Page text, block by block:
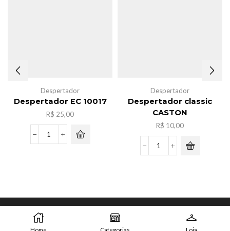
Despertador
Despertador EC 10017
R$ 25,00
Despertador
Despertador
Despertador classic
CASTON
R$ 10,00
Despertador
Feliz compras!
Home Categorias Loja